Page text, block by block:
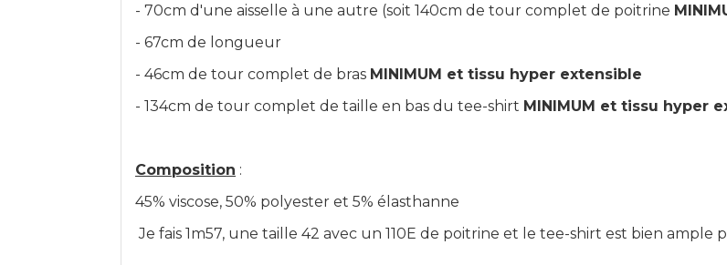
- 70cm d'une aisselle à une autre (soit 140cm de tour complet de poitrine
- 67cm de longueur
- 46cm de tour complet de bras MINIMUM et tissu hyper extensible
- 134cm de tour complet de taille en bas du tee-shirt MINIMUM et tissu hyper
Composition :
45% viscose, 50% polyester et 5% élasthanne
Je fais 1m57, une taille 42 avec un 110E de poitrine et le tee-shirt est bien ample